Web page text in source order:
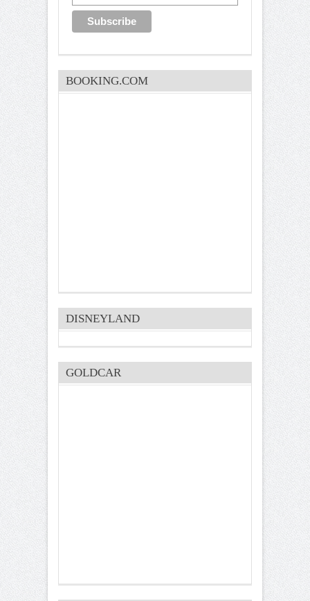
BOOKING.COM
DISNEYLAND
GOLDCAR